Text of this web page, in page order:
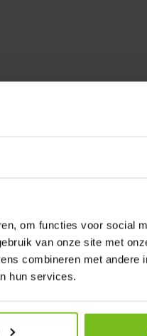
om functies voor social
van onze site met
combineren met andere
hun services.